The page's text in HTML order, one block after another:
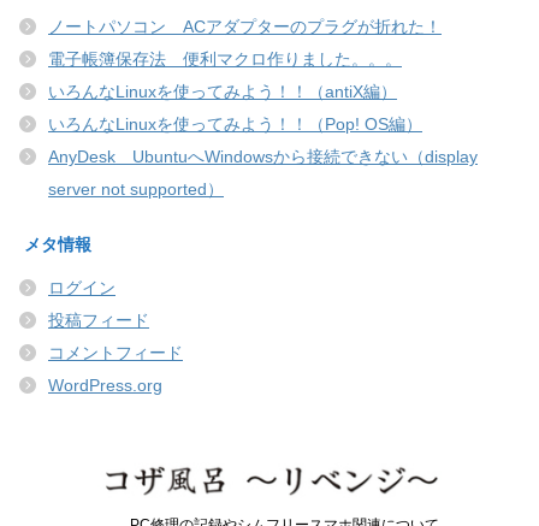
ノートパソコン ACアダプターのプラグが折れた！
電子帳簿保存法 便利マクロ作りました。。。
いろんなLinuxを使ってみよう！！（antiX編）
いろんなLinuxを使ってみよう！！（Pop! OS編）
AnyDesk UbuntuへWindowsから接続できない（display
server not supported）
メタ情報
ログイン
投稿フィード
コメントフィード
WordPress.org